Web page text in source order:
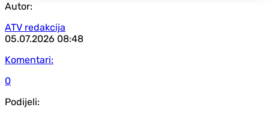
Autor:
ATV redakcija
05.07.2026 08:48
Komentari:
0
Podijeli: